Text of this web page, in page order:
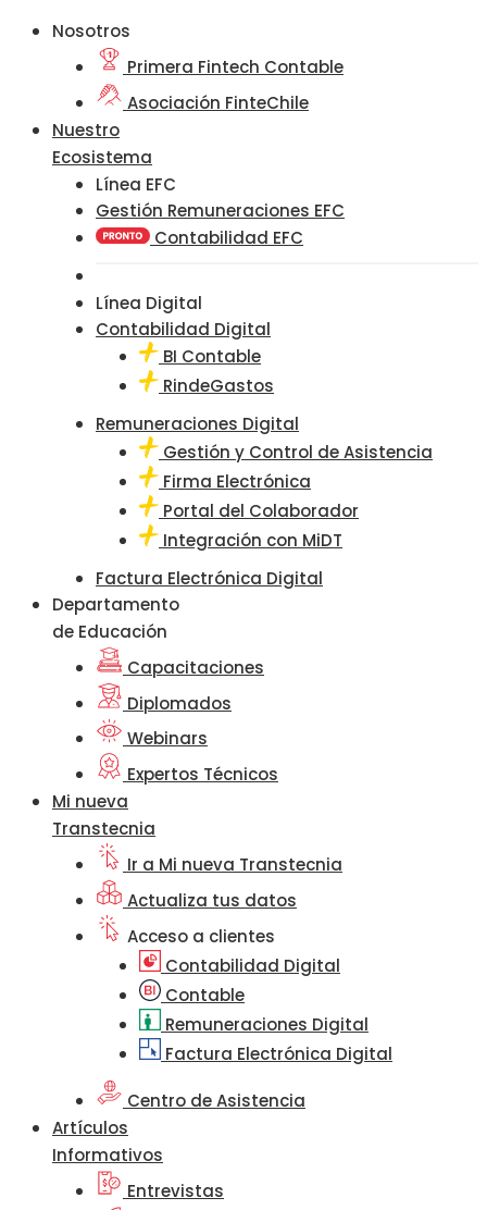
Nosotros
Primera Fintech Contable
Asociación FinteChile
Nuestro
Ecosistema
Línea EFC
Gestión Remuneraciones EFC
Contabilidad EFC
Línea Digital
Contabilidad Digital
BI Contable
RindeGastos
Remuneraciones Digital
Gestión y Control de Asistencia
Firma Electrónica
Portal del Colaborador
Integración con MiDT
Factura Electrónica Digital
Departamento
de Educación
Capacitaciones
Diplomados
Webinars
Expertos Técnicos
Mi nueva
Transtecnia
Ir a Mi nueva Transtecnia
Actualiza tus datos
Acceso a clientes
Contabilidad Digital
Contable
Remuneraciones Digital
Factura Electrónica Digital
Centro de Asistencia
Artículos
Informativos
Entrevistas